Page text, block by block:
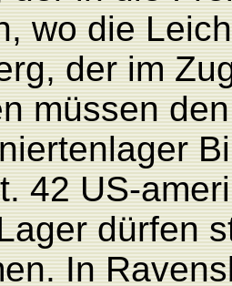
wo die
der im
müssen
42 US-
dürfen
In